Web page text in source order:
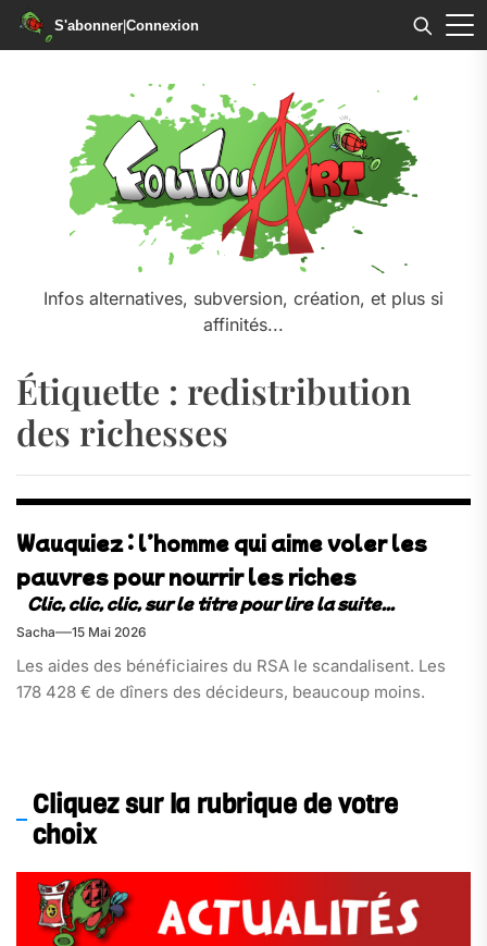
S'abonner|Connexion
Infos alternatives, subversion, création, et plus si
affinités...
Étiquette : redistribution
des richesses
Wauquiez : l’homme qui aime voler les
pauvres pour nourrir les riches
Sacha 15 Mai 2026
Les aides des bénéficiaires du RSA le scandalisent. Les
178 428 € de dîners des décideurs, beaucoup moins.
Cliquez sur la rubrique de votre
choix